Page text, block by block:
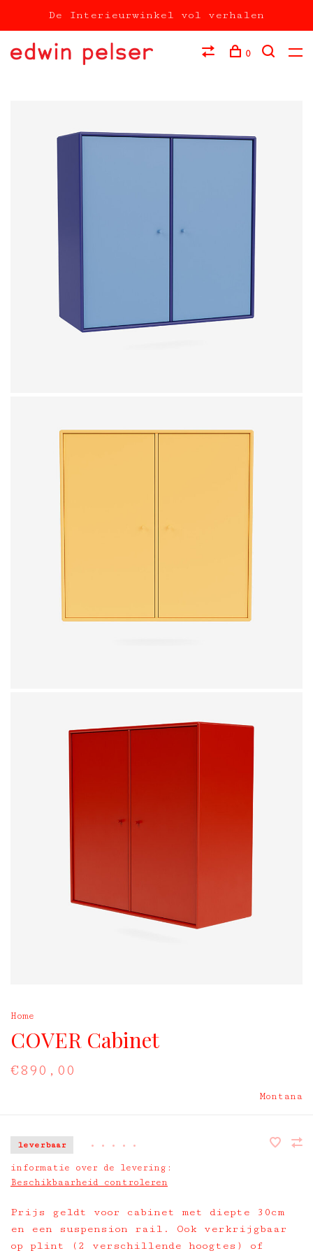
De Interieurwinkel vol verhalen
0
Home
COVER Cabinet
€890,00
Montana
leverbaar • • • • •
informatie over de levering:
Beschikbaarheid controleren
Prijs geldt voor cabinet met diepte 30cm
en een suspension rail. Ook verkrijgbaar
op plint (2 verschillende hoogtes) of